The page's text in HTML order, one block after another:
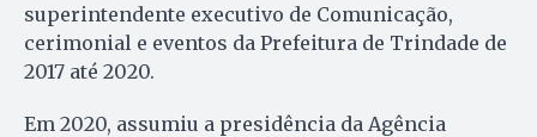
superintendente executivo de Comunicação,
cerimonial e eventos da Prefeitura de Trindade de
2017 até 2020.
Em 2020, assumiu a presidência da Agência